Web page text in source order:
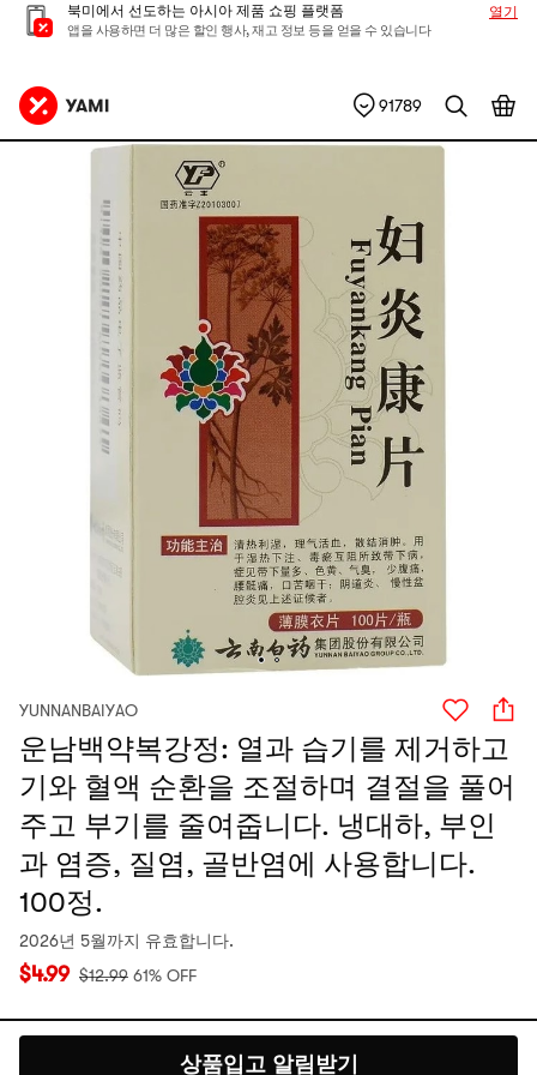
북미에서 선도하는 아시아 제품 쇼핑 플랫폼
앱을 사용하면 더 많은 할인 행사, 재고 정보 등을 얻을 수 있습니다
열기
91789
YUNNANBAIYAO
운남백약복강정: 열과 습기를 제거하고
기와 혈액 순환을 조절하며 결절을 풀어
주고 부기를 줄여줍니다. 냉대하, 부인
과 염증, 질염, 골반염에 사용합니다.
100정.
2026년 5월까지 유효합니다.
$4.99 $12.99 61% OFF
상품입고 알림받기